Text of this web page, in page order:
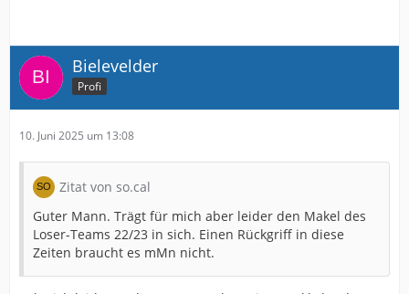
Bielevelder
Profi
10. Juni 2025 um 13:08
Zitat von so.cal
Guter Mann. Trägt für mich aber leider den Makel des
Loser-Teams 22/23 in sich. Einen Rückgriff in diese
Zeiten braucht es mMn nicht.